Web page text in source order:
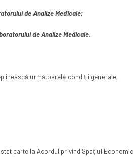
de Analize Medicale;
de Analize Medicale.
următoarele condiții generale,
parte la Acordul privind Spaţiul Economic